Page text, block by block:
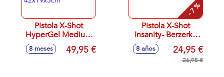
Pistola X-Shot
HyperGel Medium
Blaster, electrica
(2.500 bolas de gel)
8 meses 49,95 €
- 7 %
Pistola X-Shot
Insanity- Berzerko
48 dardos
70x7'3x30cm
8 años 24,95 €
26,95 €